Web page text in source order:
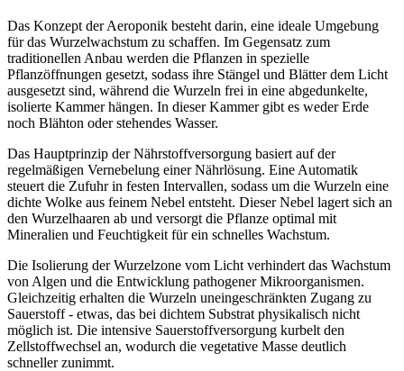
Das Konzept der Aeroponik besteht darin, eine ideale Umgebung
für das Wurzelwachstum zu schaffen. Im Gegensatz zum
traditionellen Anbau werden die Pflanzen in spezielle
Pflanzöffnungen gesetzt, sodass ihre Stängel und Blätter dem Licht
ausgesetzt sind, während die Wurzeln frei in eine abgedunkelte,
isolierte Kammer hängen. In dieser Kammer gibt es weder Erde
noch Blähton oder stehendes Wasser.
Das Hauptprinzip der Nährstoffversorgung basiert auf der
regelmäßigen Vernebelung einer Nährlösung. Eine Automatik
steuert die Zufuhr in festen Intervallen, sodass um die Wurzeln eine
dichte Wolke aus feinem Nebel entsteht. Dieser Nebel lagert sich an
den Wurzelhaaren ab und versorgt die Pflanze optimal mit
Mineralien und Feuchtigkeit für ein schnelles Wachstum.
Die Isolierung der Wurzelzone vom Licht verhindert das Wachstum
von Algen und die Entwicklung pathogener Mikroorganismen.
Gleichzeitig erhalten die Wurzeln uneingeschränkten Zugang zu
Sauerstoff - etwas, das bei dichtem Substrat physikalisch nicht
möglich ist. Die intensive Sauerstoffversorgung kurbelt den
Zellstoffwechsel an, wodurch die vegetative Masse deutlich
schneller zunimmt.